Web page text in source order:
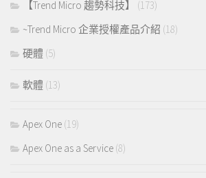
【Trend Micro 趨勢科技】
(173)
~Trend Micro 企業授權產品介紹 (18)
硬體 (5)
軟體 (13)
Apex One (19)
Apex One as a Service (8)